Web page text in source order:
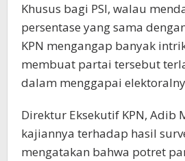
Khusus bagi PSI, walau
persentase yang sama
KPN mengangap banyak
membuat partai tersebut
dalam menggapai
Direktur Eksekutif KPN, Adib
kajiannya terhadap hasil
mengatakan bahwa potret